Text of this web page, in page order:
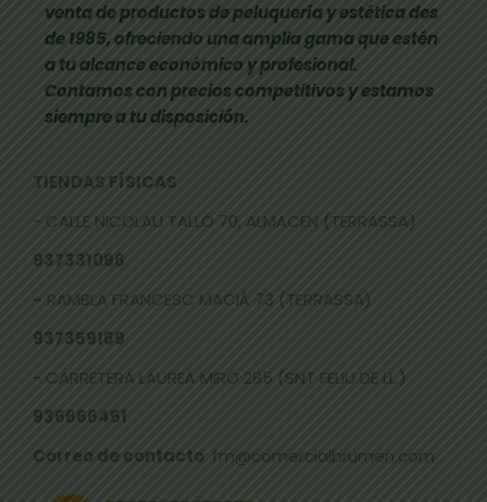
venta de productos de peluquería y estética des
de 1985, ofreciendo una amplia gama que estén
a tu alcance económico y profesional.
Contamos con precios competitivos y estamos
siempre a tu disposición.
TIENDAS FÍSICAS
- CALLE NICOLAU TALLÓ 70, ALMACÉN (TERRASSA)
937331096
- RAMBLA FRANCESC MACIÀ 73 (TERRASSA)
937359169
- CARRETERA LAUREÀ MIRÓ 285 (SNT FELIU DE LL.)
936666451
Correo de contacto: fm@comercialbrumen.com